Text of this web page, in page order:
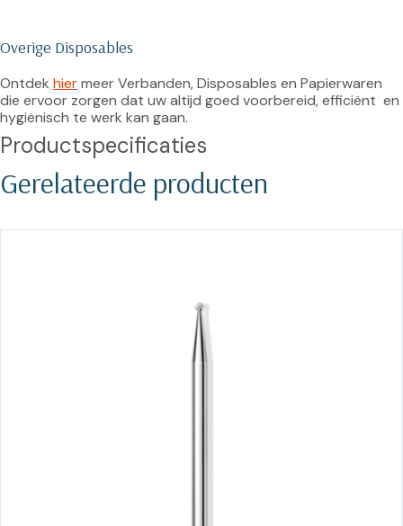
Overige Disposables
Ontdek hier meer Verbanden, Disposables en Papierwaren
die ervoor zorgen dat uw altijd goed voorbereid, efficiënt  en
hygiënisch te werk kan gaan.
Productspecificaties
Gerelateerde producten